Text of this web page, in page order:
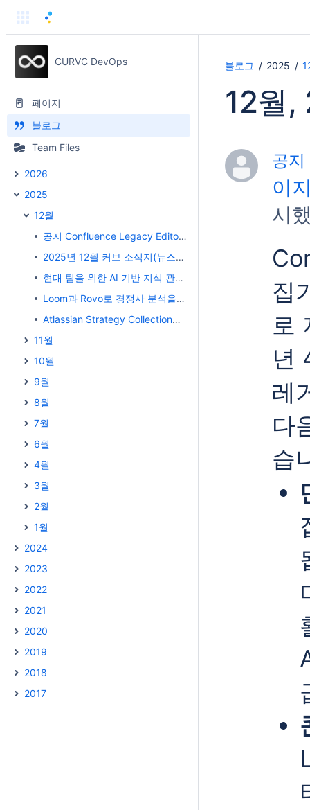
CURVC DevOps
페이지
블로그
Team Files
2026
2025
12월
공지 Confluence Legacy Editor 종료 안내
2025년 12월 커브 소식지(뉴스레터)
현대 팀을 위한 AI 기반 지식 관리 가이드
Loom과 Rovo로 경쟁사 분석을 더 쉽고 효과적으로 하는 방법
Atlassian Strategy Collection을 소개합니다
11월
10월
9월
8월
7월
6월
4월
3월
2월
1월
2024
2023
2022
2021
2020
2019
2018
2017
블로그 2025
12월,
공
이
시
집
로
년
레
다
습